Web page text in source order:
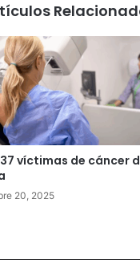
víctimas de cáncer
20, 2025